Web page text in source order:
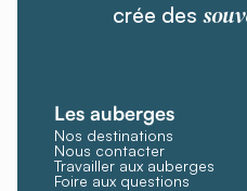
crée des
Les auberges
Nos destinations
Nous contacter
Travailler aux auberges
Foire aux questions